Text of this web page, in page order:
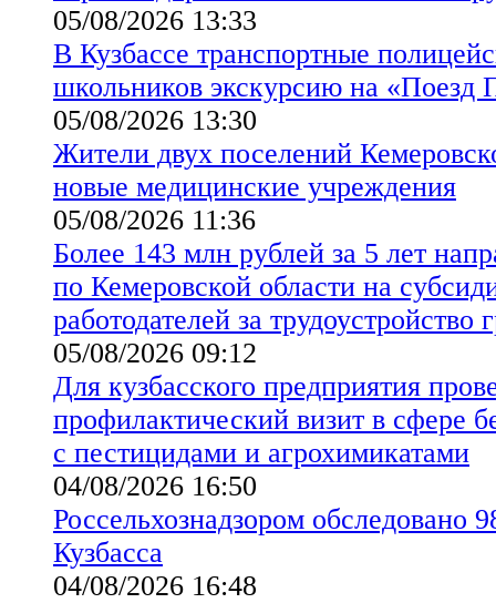
05/08/2026 13:33
В Кузбассе транспортные
школьников экскурсию на «Поезд
05/08/2026 13:30
Жители двух поселений
новые медицинские учреждения
05/08/2026 11:36
Более 143 млн рублей за 5 лет
по Кемеровской области на
работодателей за трудоустройство
05/08/2026 09:12
Для кузбасского предприятия
профилактический визит в сфере
с пестицидами и агрохимикатами
04/08/2026 16:50
Россельхознадзором обследовано
Кузбасса
04/08/2026 16:48